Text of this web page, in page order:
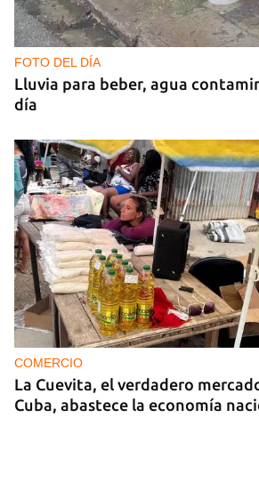
FOTO DEL DÍA
Lluvia para beber, agua
día
COMERCIO
La Cuevita, el verdadero
Cuba, abastece la economía